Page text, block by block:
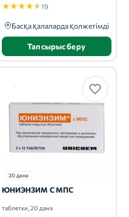
★★★★★19
Басқа қалаларда қолжетімді
Тапсырыс беру
20 дана
ЮНИЭНЗИМ С МПС
таблетки, 20 дана